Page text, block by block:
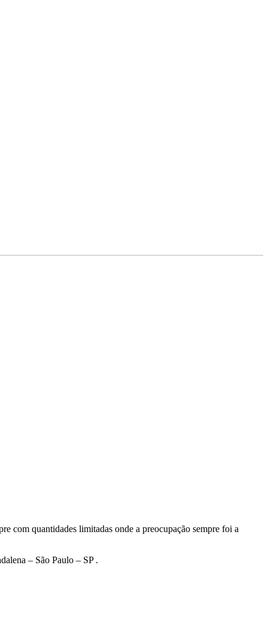
com quantidades limitadas onde a preocupação sempre foi a
– São Paulo – SP .